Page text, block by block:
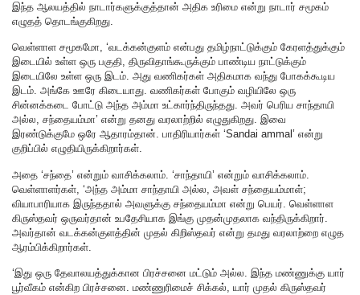
இந்த ஆலயத்தில் நாடார்களுக்குத்தான் அதிக உரிமை என்று நாடார் சமூகம்
எழுதத் தொடங்குகிறது.
வெள்ளாள சமூகமோ, ‘வடக்கன்குளம் என்பது தமிழ்நாட்டுக்கும் கேரளத்துக்கும்
இடையில் உள்ள ஒரு பகுதி, திருவிதாங்கூருக்கும் பாண்டிய நாட்டுக்கும்
இடையிலே உள்ள ஒரு இடம். அது வணிகர்கள் அதிகமாக வந்து போகக்கூடிய
இடம். அங்கே ஊரே கிடையாது. வணிகர்கள் போகும் வழியிலே ஒரு
சின்னக்கடை போட்டு அந்த அம்மா உட்கார்ந்திருந்தது. அவர் பெரிய சாந்தாயி
அல்ல, சந்தையம்மா’ என்று தனது வரலாற்றில் எழுதுகிறது. இவை
இரண்டுக்குமே ஒரே ஆதாரம்தான். பாதிரியார்கள் ‘Sandai ammal’ என்று
குறிப்பில் எழுதியிருக்கிறார்கள்.
அதை ‘சந்தை’ என்றும் வாசிக்கலாம். ‘சாந்தாயி’ என்றும் வாசிக்கலாம்.
வெள்ளாளர்கள், ‘அந்த அம்மா சாந்தாயி அல்ல, அவள் சந்தையம்மாள்;
வியாபாரியாக இருந்ததால் அவளுக்கு சந்தையம்மா என்று பெயர். வெள்ளாள
கிருஸ்தவர் ஒருவர்தான் உபதேசியாக இங்கு முதன்முதலாக வந்திருக்கிறார்.
அவர்தான் வடக்கன்குளத்தின் முதல் கிறிஸ்தவர் என்று தமது வரலாற்றை எழுத
ஆரம்பிக்கிறார்கள்.
‘இது ஒரு தேவாலயத்துக்கான பிரச்சனை மட்டும் அல்ல. இந்த மண்ணுக்கு யார்
பூர்வீகம் என்கிற பிரச்சனை. மண்ணுரிமைச் சிக்கல், யார் முதல் கிருஸ்தவர்